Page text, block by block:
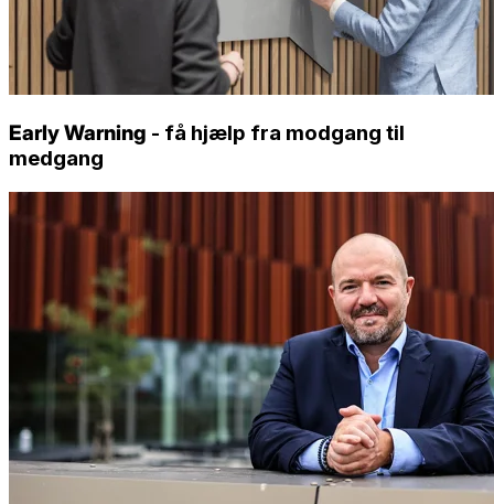
Early Warning - få hjælp fra modgang til
medgang